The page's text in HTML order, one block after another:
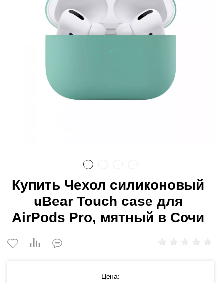
Купить Чехол силиконовый
uBear Touch case для
AirPods Pro, мятный в Сочи
Цена: